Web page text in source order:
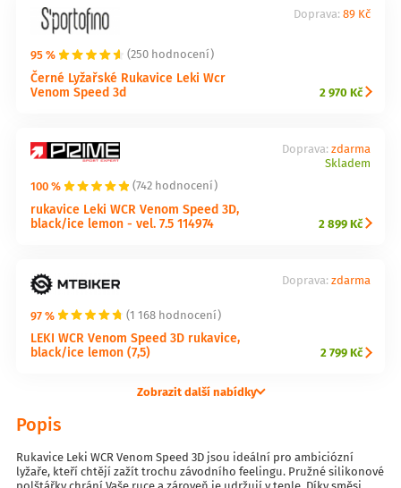
95 % (250 hodnocení)
Černé Lyžařské Rukavice Leki Wcr
Venom Speed 3d
Doprava: 89 Kč
2 970 Kč
100 % (742 hodnocení)
rukavice Leki WCR Venom Speed 3D,
black/ice lemon - vel. 7.5 114974
Doprava: zdarma
Skladem
2 899 Kč
97 % (1 168 hodnocení)
LEKI WCR Venom Speed 3D rukavice,
black/ice lemon (7,5)
Doprava: zdarma
2 799 Kč
Zobrazit další nabídky
Popis
Rukavice Leki WCR Venom Speed 3D jsou ideální pro ambiciózní
lyžaře, kteří chtějí zažít trochu závodního feelingu. Pružné silikonové